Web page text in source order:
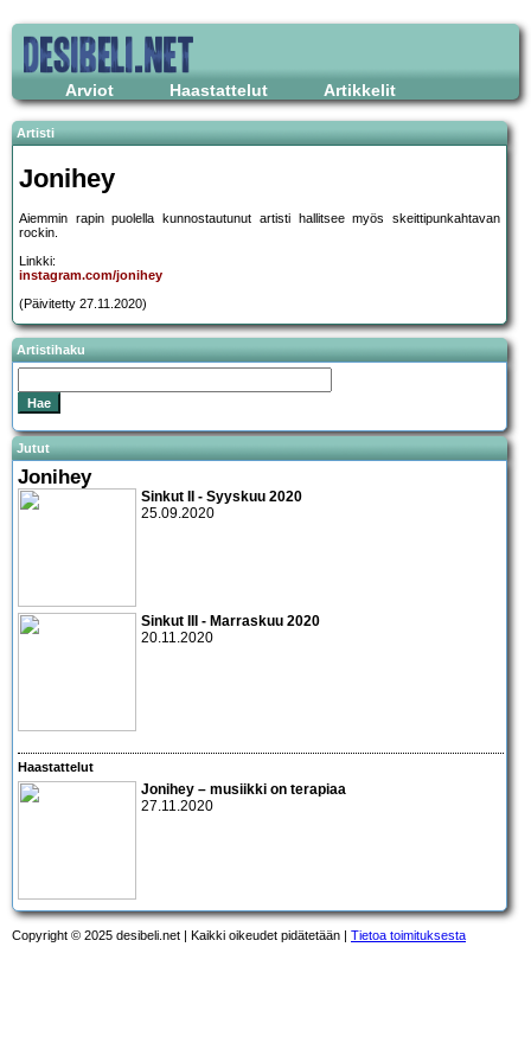
Arviot Haastattelut Artikkelit
Artisti
Jonihey
Aiemmin rapin puolella kunnostautunut artisti hallitsee myös skeittipunkahtavan
rockin.
Linkki:
instagram.com/jonihey
(Päivitetty 27.11.2020)
Artistihaku
Jutut
Jonihey
Sinkut II - Syyskuu 2020
25.09.2020
Sinkut III - Marraskuu 2020
20.11.2020
Haastattelut
Jonihey – musiikki on terapiaa
27.11.2020
Copyright © 2025 desibeli.net | Kaikki oikeudet pidätetään | Tietoa toimituksesta